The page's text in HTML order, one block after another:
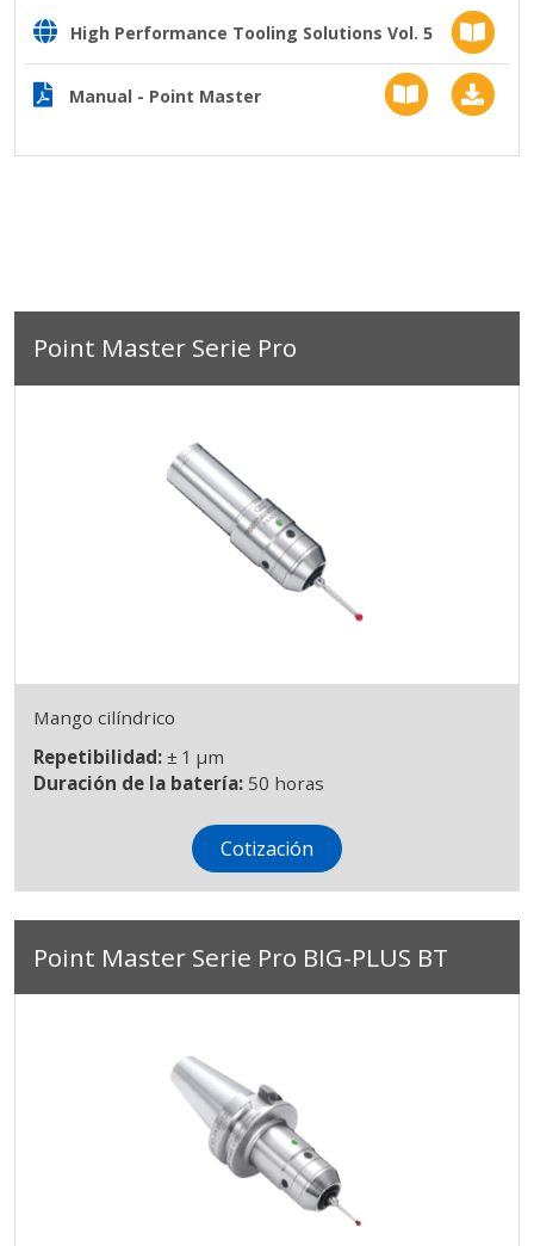
High Performance Tooling Solutions Vol. 5
Manual - Point Master
Point Master Serie Pro
Mango cilíndrico
Repetibilidad: ± 1 μm
Duración de la batería: 50 horas
Cotización
Point Master Serie Pro BIG-PLUS BT